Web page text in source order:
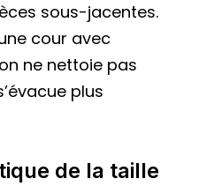
sous-jacentes.
cour avec
ne nettoie pas
plus
de la taille